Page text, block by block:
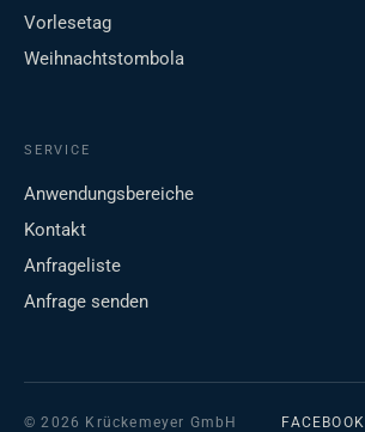
Vorlesetag
Weihnachtstombola
SERVICE
Anwendungsbereiche
Kontakt
Anfrageliste
Anfrage senden
© 2026 Krückemeyer GmbH FACEBOOK